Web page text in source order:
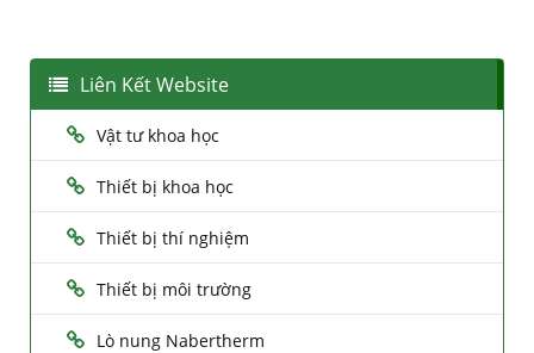
Liên Kết Website
Vật tư khoa học
Thiết bị khoa học
Thiết bị thí nghiệm
Thiết bị môi trường
Lò nung Nabertherm